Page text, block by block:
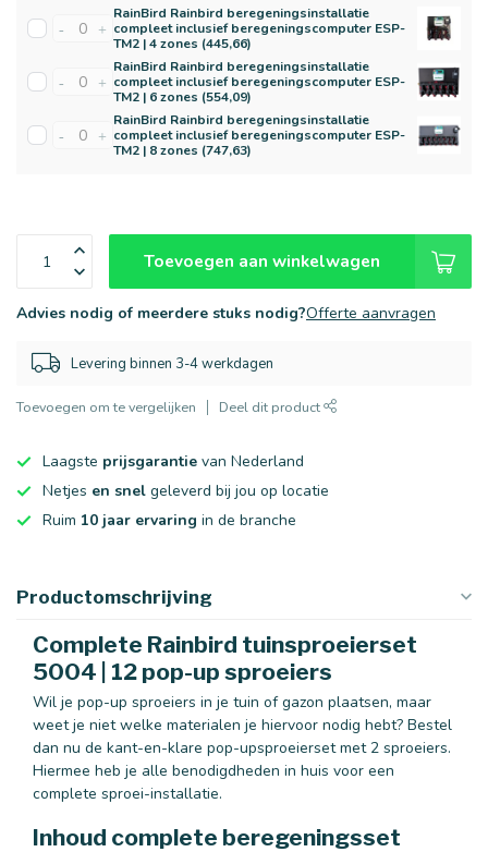
- +
RainBird Rainbird beregeningsinstallatie
compleet inclusief beregeningscomputer ESP-
TM2 | 4 zones (445,66)
- +
RainBird Rainbird beregeningsinstallatie
compleet inclusief beregeningscomputer ESP-
TM2 | 6 zones (554,09)
- +
RainBird Rainbird beregeningsinstallatie
compleet inclusief beregeningscomputer ESP-
TM2 | 8 zones (747,63)
Toevoegen aan winkelwagen
Advies nodig of meerdere stuks nodig?Offerte aanvragen
Levering binnen 3-4 werkdagen
Toevoegen om te vergelijken Deel dit product
Laagste prijsgarantie van Nederland
Netjes en snel geleverd bij jou op locatie
Ruim 10 jaar ervaring in de branche
Productomschrijving
Complete Rainbird tuinsproeierset
5004 | 12 pop-up sproeiers
Wil je pop-up sproeiers in je tuin of gazon plaatsen, maar
weet je niet welke materialen je hiervoor nodig hebt? Bestel
dan nu de kant-en-klare pop-upsproeierset met 2 sproeiers.
Hiermee heb je alle benodigdheden in huis voor een
complete sproei-installatie.
Inhoud complete beregeningsset